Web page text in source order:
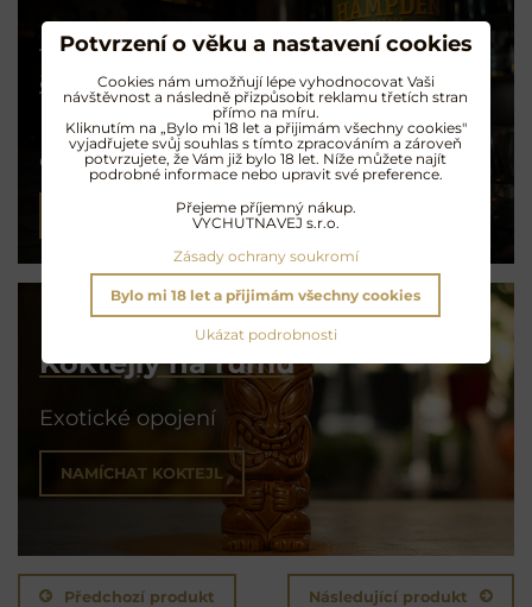
Rum s čokoládou
a naopak
Degustační tipy
od Radka z RumMe
PŘEČÍST ČLÁNEK
Koktejly na rumu
Exotické opojení
NAMÍCHAT KOKTEJL
Předchozí produkt Následující produkt
Potvrzení o věku a nastavení cookies
Cookies nám umožňují lépe vyhodnocovat Vaši
návštěvnost a následně přizpůsobit reklamu třetích stran
přímo na míru.
Kliknutím na „Bylo mi 18 let a přijimám všechny cookies"
vyjadřujete svůj souhlas s tímto zpracováním a zároveň
potvrzujete, že Vám již bylo 18 let. Níže můžete najít
podrobné informace nebo upravit své preference.
Přejeme příjemný nákup.
VYCHUTNAVEJ s.r.o.
Zásady ochrany soukromí
Ukázat podrobnosti
Bylo mi 18 let a přijimám všechny cookies